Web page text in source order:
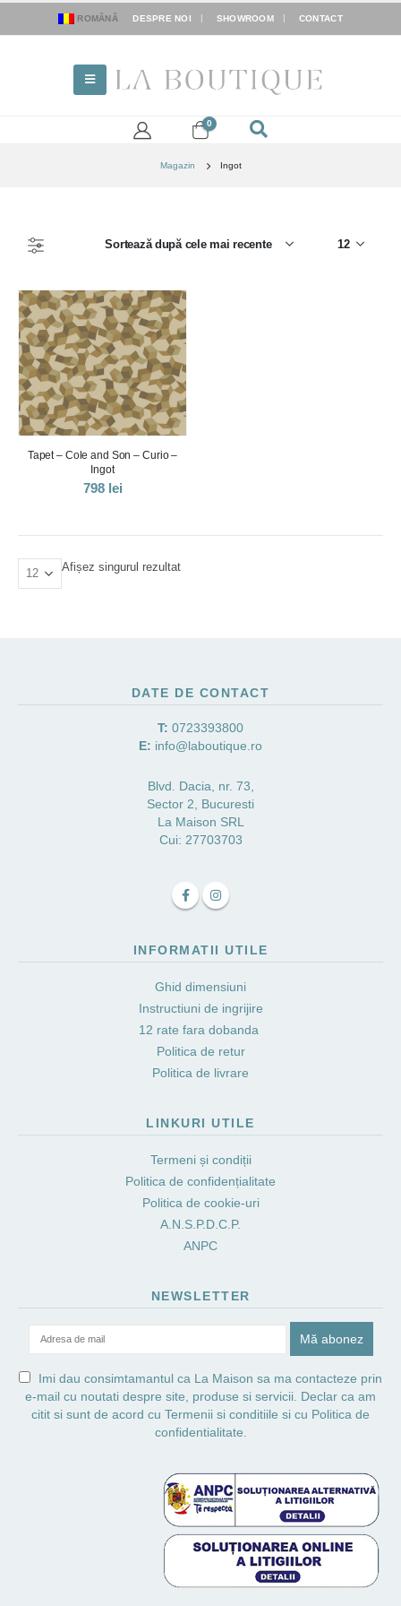
ROMÂNĂ DESPRE NOI SHOWROOM CONTACT
0
Magazin Ingot
Tapet – Cole and Son – Curio –
Ingot
798 lei
Afișez singurul rezultat
DATE DE CONTACT
T: 0723393800
E: info@laboutique.ro
Blvd. Dacia, nr. 73,
Sector 2, Bucuresti
La Maison SRL
Cui: 27703703
INFORMATII UTILE
Ghid dimensiuni
Instructiuni de ingrijire
12 rate fara dobanda
Politica de retur
Politica de livrare
LINKURI UTILE
Termeni și condiții
Politica de confidențialitate
Politica de cookie-uri
A.N.S.P.D.C.P.
ANPC
NEWSLETTER
Imi dau consimtamantul ca La Maison sa ma contacteze prin
e-mail cu noutati despre site, produse si servicii. Declar ca am
citit si sunt de acord cu Termenii si conditiile si cu Politica de
confidentialitate.